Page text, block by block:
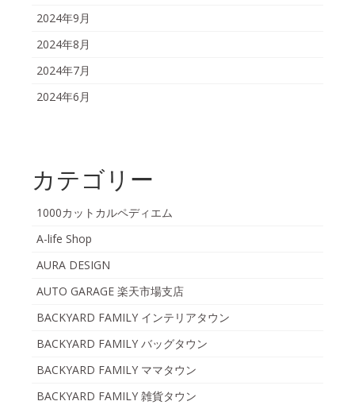
2024年9月
2024年8月
2024年7月
2024年6月
カテゴリー
1000カットカルペディエム
A-life Shop
AURA DESIGN
AUTO GARAGE 楽天市場支店
BACKYARD FAMILY インテリアタウン
BACKYARD FAMILY バッグタウン
BACKYARD FAMILY ママタウン
BACKYARD FAMILY 雑貨タウン